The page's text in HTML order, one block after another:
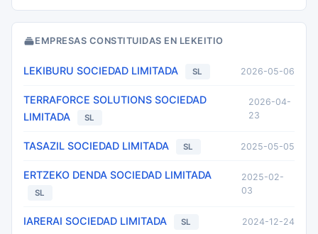
EMPRESAS CONSTITUIDAS EN LEKEITIO
LEKIBURU SOCIEDAD LIMITADA SL 2026-05-06
TERRAFORCE SOLUTIONS SOCIEDAD
LIMITADA
SL
2026-04-
23
TASAZIL SOCIEDAD LIMITADA SL 2025-05-05
ERTZEKO DENDA SOCIEDAD LIMITADA
SL
2025-02-
03
IARERAI SOCIEDAD LIMITADA SL 2024-12-24